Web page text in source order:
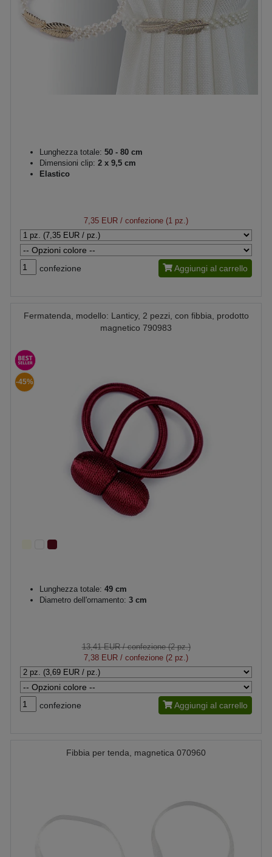
Lunghezza totale: 50 - 80 cm
Dimensioni clip: 2 x 9,5 cm
Elastico
7,35 EUR / confezione (1 pz.)
confezione Aggiungi al carrello
Fermatenda, modello: Lanticy, 2 pezzi, con fibbia, prodotto
magnetico 790983
-45%
Lunghezza totale: 49 cm
Diametro dell'ornamento: 3 cm
13,41 EUR/ confezione (2 pz.)
7,38 EUR / confezione (2 pz.)
confezione Aggiungi al carrello
Fibbia per tenda, magnetica 070960